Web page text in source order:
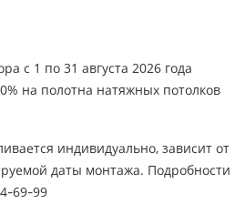
с 1 по 31 августа 2026 года
на полотна натяжных потолков
индивидуально, зависит от
даты монтажа. Подробности
69-99